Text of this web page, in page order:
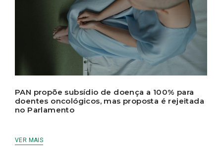
PAN propõe subsídio de doença a 100% para
doentes oncológicos, mas proposta é rejeitada
no Parlamento
VER MAIS